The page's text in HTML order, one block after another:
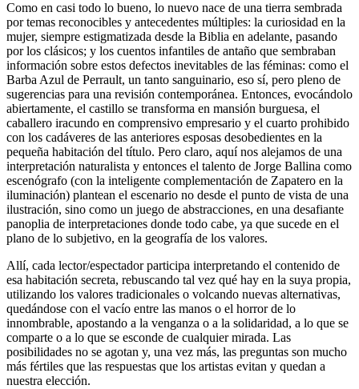
Como en casi todo lo bueno, lo nuevo nace de una tierra sembrada
por temas reconocibles y antecedentes múltiples: la curiosidad en la
mujer, siempre estigmatizada desde la Biblia en adelante, pasando
por los clásicos; y los cuentos infantiles de antaño que sembraban
información sobre estos defectos inevitables de las féminas: como el
Barba Azul de Perrault, un tanto sanguinario, eso sí, pero pleno de
sugerencias para una revisión contemporánea. Entonces, evocándolo
abiertamente, el castillo se transforma en mansión burguesa, el
caballero iracundo en comprensivo empresario y el cuarto prohibido
con los cadáveres de las anteriores esposas desobedientes en la
pequeña habitación del título. Pero claro, aquí nos alejamos de una
interpretación naturalista y entonces el talento de Jorge Ballina como
escenógrafo (con la inteligente complementación de Zapatero en la
iluminación) plantean el escenario no desde el punto de vista de una
ilustración, sino como un juego de abstracciones, en una desafiante
panoplia de interpretaciones donde todo cabe, ya que sucede en el
plano de lo subjetivo, en la geografía de los valores.
Allí, cada lector/espectador participa interpretando el contenido de
esa habitación secreta, rebuscando tal vez qué hay en la suya propia,
utilizando los valores tradicionales o volcando nuevas alternativas,
quedándose con el vacío entre las manos o el horror de lo
innombrable, apostando a la venganza o a la solidaridad, a lo que se
comparte o a lo que se esconde de cualquier mirada. Las
posibilidades no se agotan y, una vez más, las preguntas son mucho
más fértiles que las respuestas que los artistas evitan y quedan a
nuestra elección.